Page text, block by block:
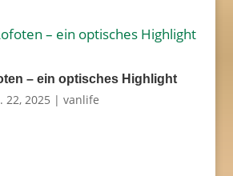
– ein optisches Highlight
22, 2025 | vanlife